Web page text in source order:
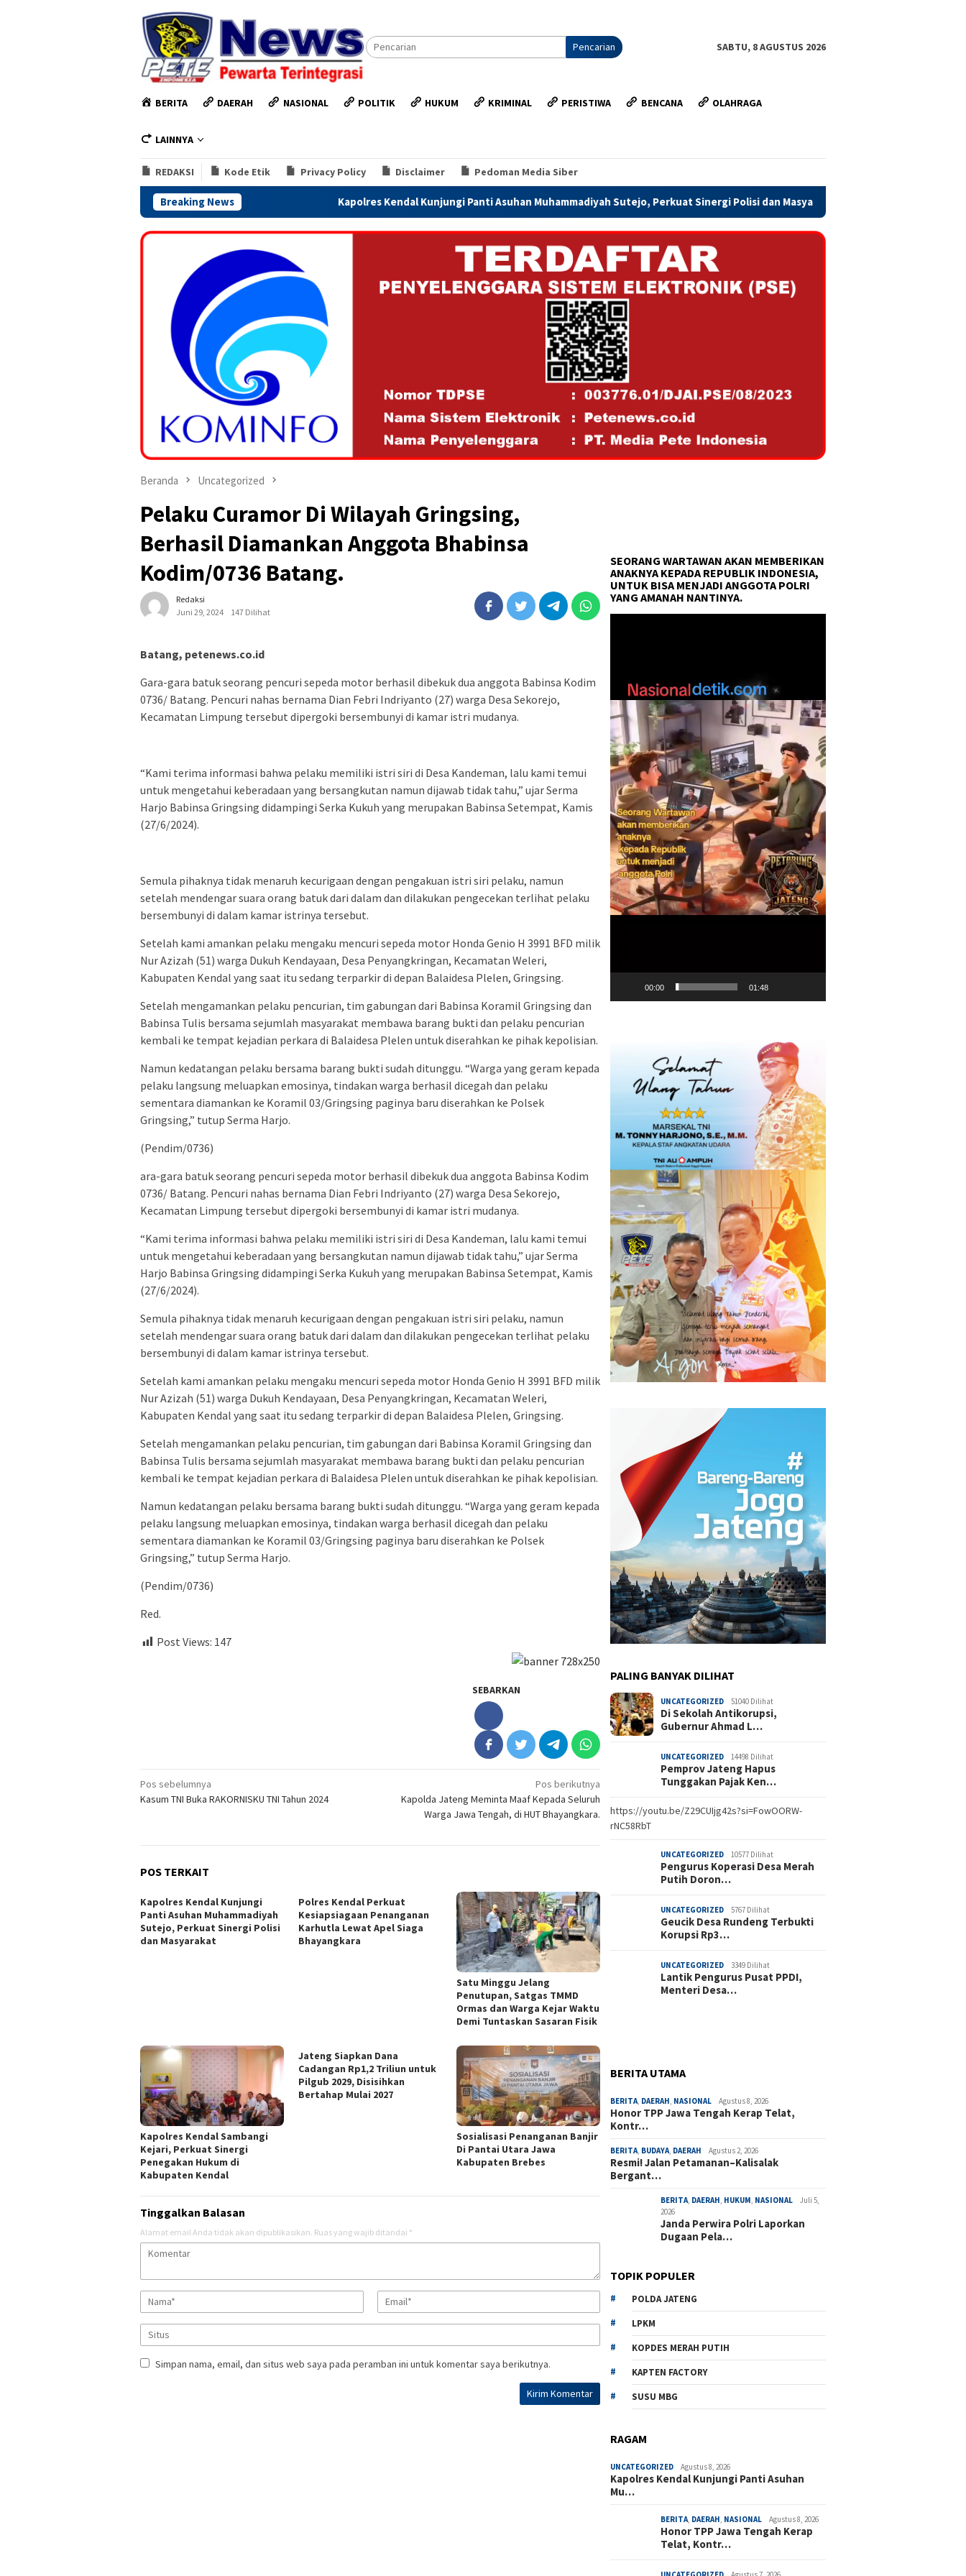
Pencarian SABTU, 8 AGUSTUS 2026
BERITA DAERAH NASIONAL POLITIK HUKUM KRIMINAL PERISTIWA BENCANA OLAHRAGA
LAINNYA
REDAKSI Kode Etik Privacy Policy Disclaimer Pedoman Media Siber
Breaking News Kapolres Kendal Kunjungi Panti Asuhan Muhammadiyah Sutejo, Perkuat Sinergi Polisi dan Masyarakat Honor TPP Jawa Tengah Kerap
Beranda Uncategorized
Pelaku Curamor Di Wilayah Gringsing,
Berhasil Diamankan Anggota Bhabinsa
Kodim/0736 Batang.
Redaksi
Juni 29, 2024
147 Dilihat
Batang, petenews.co.id
Gara-gara batuk seorang pencuri sepeda motor berhasil dibekuk dua anggota Babinsa Kodim
0736/ Batang. Pencuri nahas bernama Dian Febri Indriyanto (27) warga Desa Sekorejo,
Kecamatan Limpung tersebut dipergoki bersembunyi di kamar istri mudanya.
“Kami terima informasi bahwa pelaku memiliki istri siri di Desa Kandeman, lalu kami temui
untuk mengetahui keberadaan yang bersangkutan namun dijawab tidak tahu,” ujar Serma
Harjo Babinsa Gringsing didampingi Serka Kukuh yang merupakan Babinsa Setempat, Kamis
(27/6/2024).
Semula pihaknya tidak menaruh kecurigaan dengan pengakuan istri siri pelaku, namun
setelah mendengar suara orang batuk dari dalam dan dilakukan pengecekan terlihat pelaku
bersembunyi di dalam kamar istrinya tersebut.
Setelah kami amankan pelaku mengaku mencuri sepeda motor Honda Genio H 3991 BFD milik
Nur Azizah (51) warga Dukuh Kendayaan, Desa Penyangkringan, Kecamatan Weleri,
Kabupaten Kendal yang saat itu sedang terparkir di depan Balaidesa Plelen, Gringsing.
Setelah mengamankan pelaku pencurian, tim gabungan dari Babinsa Koramil Gringsing dan
Babinsa Tulis bersama sejumlah masyarakat membawa barang bukti dan pelaku pencurian
kembali ke tempat kejadian perkara di Balaidesa Plelen untuk diserahkan ke pihak kepolisian.
Namun kedatangan pelaku bersama barang bukti sudah ditunggu. “Warga yang geram kepada
pelaku langsung meluapkan emosinya, tindakan warga berhasil dicegah dan pelaku
sementara diamankan ke Koramil 03/Gringsing paginya baru diserahkan ke Polsek
Gringsing,” tutup Serma Harjo.
(Pendim/0736)
ara-gara batuk seorang pencuri sepeda motor berhasil dibekuk dua anggota Babinsa Kodim
0736/ Batang. Pencuri nahas bernama Dian Febri Indriyanto (27) warga Desa Sekorejo,
Kecamatan Limpung tersebut dipergoki bersembunyi di kamar istri mudanya.
“Kami terima informasi bahwa pelaku memiliki istri siri di Desa Kandeman, lalu kami temui
untuk mengetahui keberadaan yang bersangkutan namun dijawab tidak tahu,” ujar Serma
Harjo Babinsa Gringsing didampingi Serka Kukuh yang merupakan Babinsa Setempat, Kamis
(27/6/2024).
Semula pihaknya tidak menaruh kecurigaan dengan pengakuan istri siri pelaku, namun
setelah mendengar suara orang batuk dari dalam dan dilakukan pengecekan terlihat pelaku
bersembunyi di dalam kamar istrinya tersebut.
Setelah kami amankan pelaku mengaku mencuri sepeda motor Honda Genio H 3991 BFD milik
Nur Azizah (51) warga Dukuh Kendayaan, Desa Penyangkringan, Kecamatan Weleri,
Kabupaten Kendal yang saat itu sedang terparkir di depan Balaidesa Plelen, Gringsing.
Setelah mengamankan pelaku pencurian, tim gabungan dari Babinsa Koramil Gringsing dan
Babinsa Tulis bersama sejumlah masyarakat membawa barang bukti dan pelaku pencurian
kembali ke tempat kejadian perkara di Balaidesa Plelen untuk diserahkan ke pihak kepolisian.
Namun kedatangan pelaku bersama barang bukti sudah ditunggu. “Warga yang geram kepada
pelaku langsung meluapkan emosinya, tindakan warga berhasil dicegah dan pelaku
sementara diamankan ke Koramil 03/Gringsing paginya baru diserahkan ke Polsek
Gringsing,” tutup Serma Harjo.
(Pendim/0736)
Red.
Post Views: 147
SEBARKAN
Navigasi
pos
Pos sebelumnya
Kasum TNI Buka RAKORNISKU TNI Tahun 2024
Pos berikutnya
Kapolda Jateng Meminta Maaf Kepada Seluruh
Warga Jawa Tengah, di HUT Bhayangkara.
POS TERKAIT
Kapolres Kendal Kunjungi
Panti Asuhan Muhammadiyah
Sutejo, Perkuat Sinergi Polisi
dan Masyarakat
Polres Kendal Perkuat
Kesiapsiagaan Penanganan
Karhutla Lewat Apel Siaga
Bhayangkara
Satu Minggu Jelang
Penutupan, Satgas TMMD
Ormas dan Warga Kejar Waktu
Demi Tuntaskan Sasaran Fisik
Kapolres Kendal Sambangi
Kejari, Perkuat Sinergi
Penegakan Hukum di
Kabupaten Kendal
Jateng Siapkan Dana
Cadangan Rp1,2 Triliun untuk
Pilgub 2029, Disisihkan
Bertahap Mulai 2027
Sosialisasi Penanganan Banjir
Di Pantai Utara Jawa
Kabupaten Brebes
Tinggalkan Balasan
Alamat email Anda tidak akan dipublikasikan. Ruas yang wajib ditandai *
Simpan nama, email, dan situs web saya pada peramban ini untuk komentar saya berikutnya.
SEORANG WARTAWAN AKAN MEMBERIKAN
ANAKNYA KEPADA REPUBLIK INDONESIA,
UNTUK BISA MENJADI ANGGOTA POLRI
YANG AMANAH NANTINYA.
00:00 01:48
PALING BANYAK DILIHAT
UNCATEGORIZED 51040 Dilihat
Di Sekolah Antikorupsi,
Gubernur Ahmad L…
UNCATEGORIZED 14498 Dilihat
Pemprov Jateng Hapus
Tunggakan Pajak Ken…
https://youtu.be/Z29CUIjg42s?si=FowOORW-
rNC58RbT
UNCATEGORIZED 10577 Dilihat
Pengurus Koperasi Desa Merah
Putih Doron…
UNCATEGORIZED 5767 Dilihat
Geucik Desa Rundeng Terbukti
Korupsi Rp3…
UNCATEGORIZED 3349 Dilihat
Lantik Pengurus Pusat PPDI,
Menteri Desa…
BERITA UTAMA
BERITA, DAERAH, NASIONAL Agustus 8, 2026
Honor TPP Jawa Tengah Kerap Telat,
Kontr…
BERITA, BUDAYA, DAERAH Agustus 2, 2026
Resmi! Jalan Petamanan–Kalisalak
Bergant…
BERITA, DAERAH, HUKUM, NASIONAL
Juli 5,
2026
Janda Perwira Polri Laporkan
Dugaan Pela…
TOPIK POPULER
POLDA JATENG
LPKM
KOPDES MERAH PUTIH
KAPTEN FACTORY
SUSU MBG
RAGAM
UNCATEGORIZED Agustus 8, 2026
Kapolres Kendal Kunjungi Panti Asuhan
Mu…
BERITA, DAERAH, NASIONAL Agustus 8, 2026
Honor TPP Jawa Tengah Kerap
Telat, Kontr…